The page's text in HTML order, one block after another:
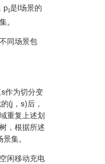
pl是l场景的
。
同场景包
作为切分变
(j，s)后，
重复上述划
，根据所述
集。
闲移动充电